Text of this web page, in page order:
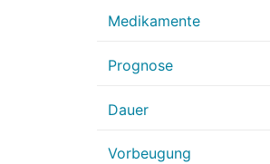
Medikamente
Prognose
Dauer
Vorbeugung